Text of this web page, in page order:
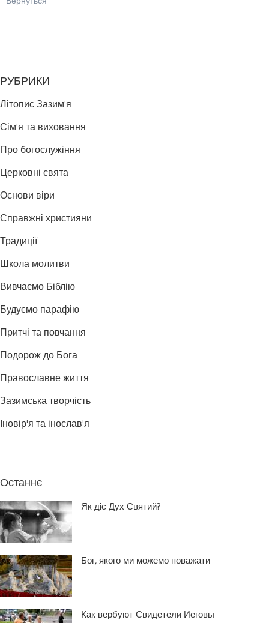
РУБРИКИ
Літопис Зазим'я
Сім'я та виховання
Про богослужіння
Церковні свята
Основи віри
Справжні християни
Традиції
Школа молитви
Вивчаємо Біблію
Будуємо парафію
Притчі та повчання
Подорож до Бога
Православне життя
Зазимська творчість
Іновір'я та інослав'я
Останнє
Як діє Дух Святий?
Бог, якого ми можемо поважати
Как вербуют Свидетели Иеговы